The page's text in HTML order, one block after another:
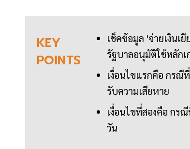
KEY
POINTS
เช็คข้อมูล 'จ่ายเงินเ
รัฐบาลอนุมัติใช้หลัก
เงื่อนไขแรกคือ กร
รับความเสียหาย
เงื่อนไขที่สองคือ กร
วัน